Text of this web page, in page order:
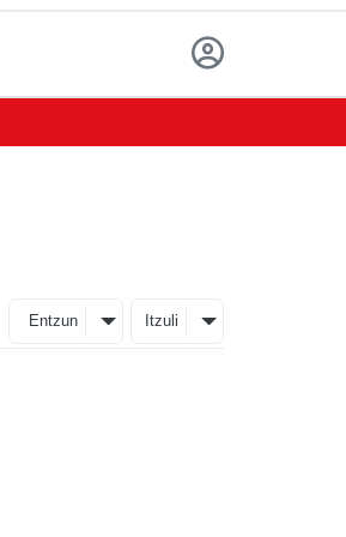
Entzun Itzuli